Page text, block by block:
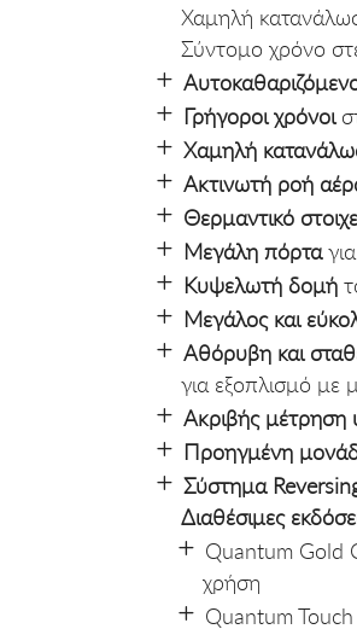
Χαμηλή
Σύντομο χρόνο
Γρήγοροι χρόνοι
Xαμηλή
Ακτινωτή ροή
Θερμαντικό
Μεγάλη πόρτα
Kυψελωτή δομή
Μεγάλος και
Αθόρυβη και
για εξοπλισμό με
Ακριβής μέτρηση
Προηγμένη
Σύστημα
Διαθέσιμες
Quantum Gold
χρήση
Quantum